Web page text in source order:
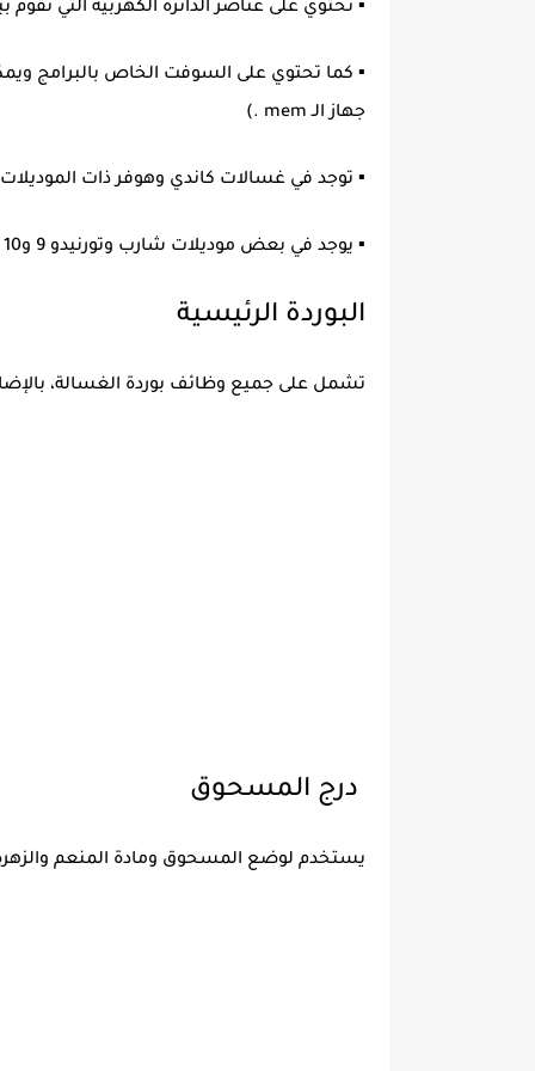
▪ تحتوي على عناصر الدائرة الكهربية التي
▪ كما تحتوي على السوفت الخاص بالبرامج
جهاز الـ mem .)
▪ توجد في غسالات كاندي وهوفر ذات
▪ يوجد في بعض موديلات شارب وتورنيدو 9 و10 كيلو بوردة خاصه بتغذية الموتور فقط.
البوردة الرئيسية
تشمل على جميع وظائف بوردة الغسالة،
درج المسحوق
يستخدم لوضع المسحوق ومادة المنعم